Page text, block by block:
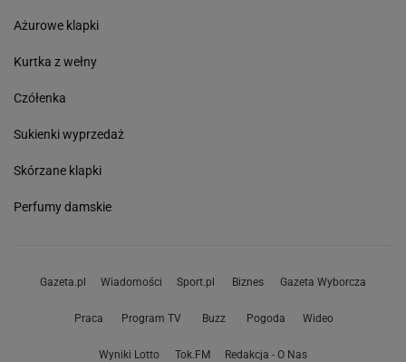
Ażurowe klapki
Kurtka z wełny
Czółenka
Sukienki wyprzedaż
Skórzane klapki
Perfumy damskie
Gazeta.pl Wiadomości Sport.pl Biznes Gazeta Wyborcza
Praca Program TV Buzz Pogoda Wideo
Wyniki Lotto Tok.FM Redakcja - O Nas